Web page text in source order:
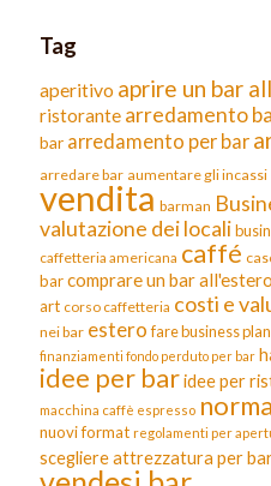
Tag
aperitivo aprire un bar
ristorante arredamento
bar arredamento per bar
arredare bar aumentare gli incassi
vendita barman
valutazione dei locali
caffetteria americana caffé
barcomprare un bar all'estero
art corso caffetteria costi e
nei bar estero fare business
finanziamenti fondo perduto per bar
idee per baridee per
macchina caffè espresso
nuovi format regolamenti per
scegliere attrezzatura per